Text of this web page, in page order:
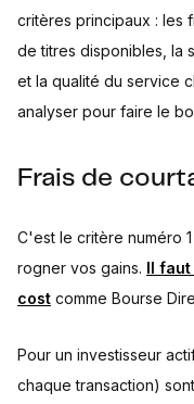
critères principaux : les
de titres disponibles, la
et la qualité du service
analyser pour faire le
Frais de
C'est le critère numéro
rogner vos gains. Il
cost comme Bourse
Pour un investisseur
chaque transaction)